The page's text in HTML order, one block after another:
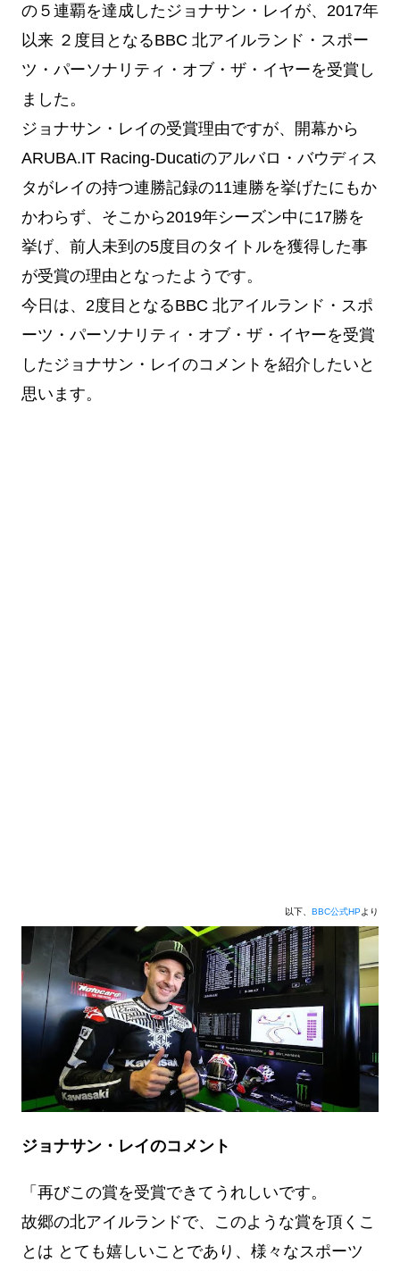
の５連覇を達成したジョナサン・レイが、2017年
以来 ２度目となるBBC 北アイルランド・スポー
ツ・パーソナリティ・オブ・ザ・イヤーを受賞し
ました。
ジョナサン・レイの受賞理由ですが、開幕から
ARUBA.IT Racing-Ducatiのアルバロ・バウディス
タがレイの持つ連勝記録の11連勝を挙げたにもか
かわらず、そこから2019年シーズン中に17勝を
挙げ、前人未到の5度目のタイトルを獲得した事
が受賞の理由となったようです。
今日は、2度目となるBBC 北アイルランド・スポ
ーツ・パーソナリティ・オブ・ザ・イヤーを受賞
したジョナサン・レイのコメントを紹介したいと
思います。
以下、 BBC公式HPより
ジョナサン・レイのコメント
「再びこの賞を受賞できてうれしいです。
故郷の北アイルランドで、このような賞を頂くこ
とは とても嬉しいことであり、様々なスポーツ